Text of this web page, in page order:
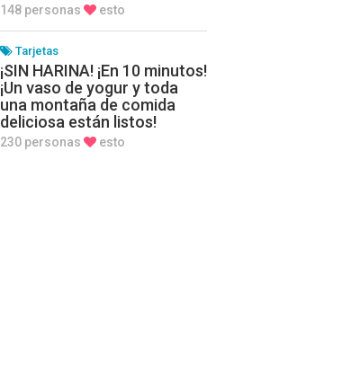
148 personas esto
Tarjetas
¡SIN HARINA! ¡En 10 minutos!
¡Un vaso de yogur y toda
una montaña de comida
deliciosa están listos!
230 personas esto